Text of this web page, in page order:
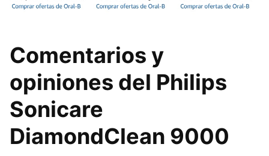
Comentarios y
opiniones del Philips
Sonicare
DiamondClean 9000